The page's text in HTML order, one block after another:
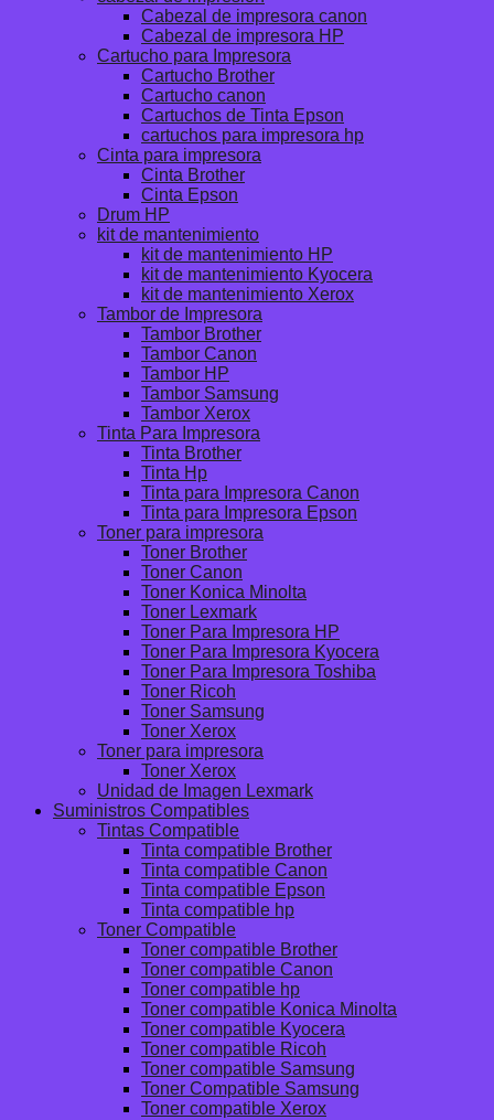
Cabezal de impresora canon
Cabezal de impresora HP
Cartucho para Impresora
Cartucho Brother
Cartucho canon
Cartuchos de Tinta Epson
cartuchos para impresora hp
Cinta para impresora
Cinta Brother
Cinta Epson
Drum HP
kit de mantenimiento
kit de mantenimiento HP
kit de mantenimiento Kyocera
kit de mantenimiento Xerox
Tambor de Impresora
Tambor Brother
Tambor Canon
Tambor HP
Tambor Samsung
Tambor Xerox
Tinta Para Impresora
Tinta Brother
Tinta Hp
Tinta para Impresora Canon
Tinta para Impresora Epson
Toner para impresora
Toner Brother
Toner Canon
Toner Konica Minolta
Toner Lexmark
Toner Para Impresora HP
Toner Para Impresora Kyocera
Toner Para Impresora Toshiba
Toner Ricoh
Toner Samsung
Toner Xerox
Toner para impresora
Toner Xerox
Unidad de Imagen Lexmark
Suministros Compatibles
Tintas Compatible
Tinta compatible Brother
Tinta compatible Canon
Tinta compatible Epson
Tinta compatible hp
Toner Compatible
Toner compatible Brother
Toner compatible Canon
Toner compatible hp
Toner compatible Konica Minolta
Toner compatible Kyocera
Toner compatible Ricoh
Toner compatible Samsung
Toner Compatible Samsung
Toner compatible Xerox